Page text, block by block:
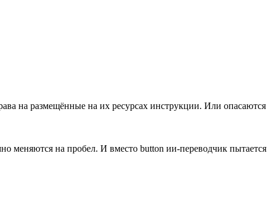
на размещённые на их ресурсах инструкции. Или опасаются
меняются на пробел. И вместо button ии-переводчик пытается